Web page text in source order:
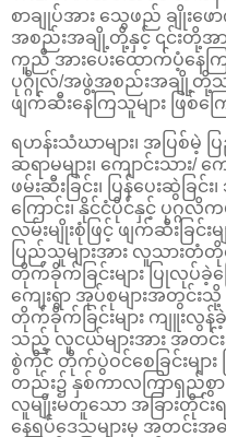
စာချုပ်အား သွေဖည် ချို
အစည်းအချို့တို့နှင့် ၎င်းတို့အား
ကူညီ အားပေးထောက်ပံ့နေက
ပုဂ္ဂိုလ်/အဖွဲ့အစည်းအချို့တို့သ
ဖျက်ဆီးနေကြသူများ ဖြစ်က
ရဟန်းသံဃာများ၊ အပြစ်မဲ့ ပ
ဆရာမများ၊ ကျောင်းသား/
ဖမ်းဆီးခြင်း၊ ပြန်ပေးဆွဲခြ
ကြောင်း၊ နိုင်ငံပိုင်နှင့် ပုဂ္ဂ
လမ်းမျိုးစုံဖြင့် ဖျက်ဆီးခြင်း
ပြည်သူများအား လူသား
တိုက်ခိုက်ခြင်းများ ပြုလုပ်ခဲ့က
ကျေးရွာ အုပ်စုများအတွင်းသို့
တိုက်ခိုက်ခြင်းများ ကျူးလွန်
သည့် လူငယ်များအား အတင်
စွဲကိုင် တိုက်ပွဲဝင်စေခြင်းမျာ
တည်း၌ နှစ်ကာလကြာရှည်
လူမျိုးမတူသော အခြားတိုင်းရ
နေရပ်ဒေသများမှ အတင်းအဓ